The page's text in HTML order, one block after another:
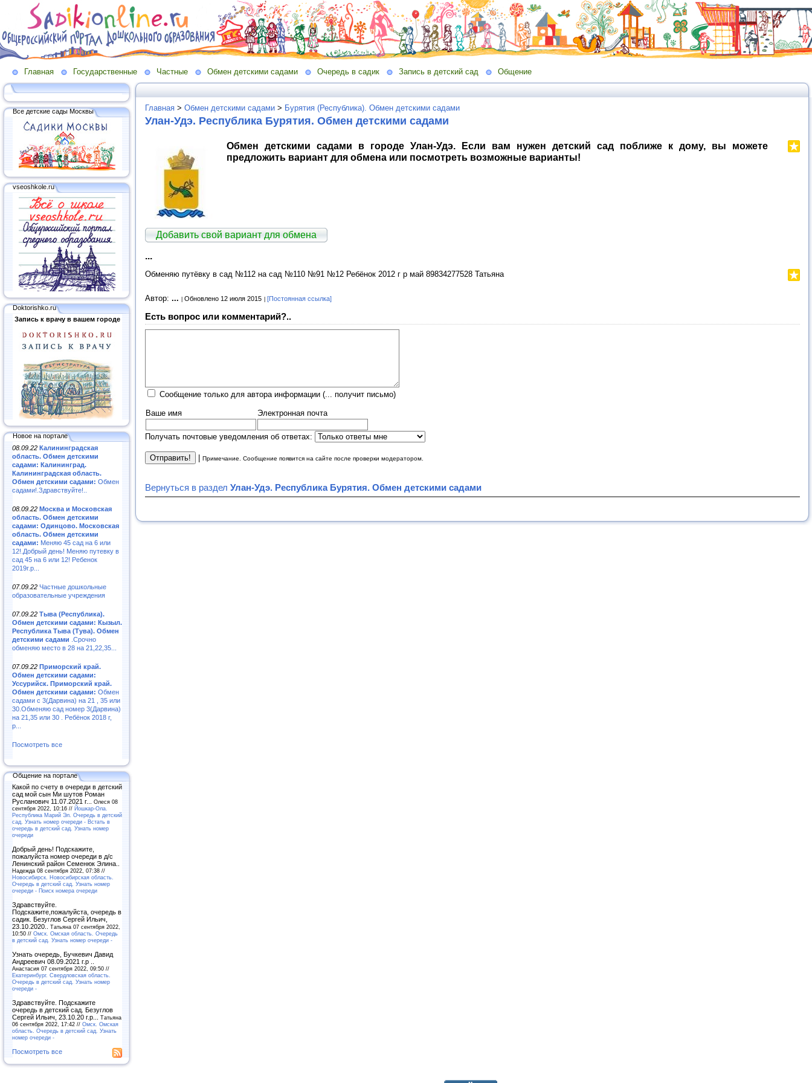
Главная Государственные Частные Обмен детскими садами Очередь в садик Запись в детский сад Общение
Все детские сады Москвы
vseoshkole.ru
Doktorishko.ru
Запись к врачу в вашем городе
Новое на портале
08.09.22 Калининградская
область. Обмен детскими
садами: Калининград.
Калининградская область.
Обмен детскими садами: Обмен
садами!.Здравствуйте!..
08.09.22 Москва и Московская
область. Обмен детскими
садами: Одинцово. Московская
область. Обмен детскими
садами: Меняю 45 сад на 6 или
12!.Добрый день! Меняю путевку в
сад 45 на 6 или 12! Ребенок
2019г.р...
07.09.22 Частные дошкольные
образовательные учреждения
07.09.22 Тыва (Республика).
Обмен детскими садами: Кызыл.
Республика Тыва (Тува). Обмен
детскими садами .Срочно
обменяю место в 28 на 21,22,35...
07.09.22 Приморский край.
Обмен детскими садами:
Уссурийск. Приморский край.
Обмен детскими садами: Обмен
садами с 3(Дарвина) на 21 , 35 или
30.Обменяю сад номер 3(Дарвина)
на 21,35 или 30 . Ребёнок 2018 г,
р...
Посмотреть все
Общение на портале
Какой по счету в очереди в детский
сад мой сын Ми шутов Роман
Русланович 11.07.2021 г... Олеся 08
сентября 2022, 10:16 // Йошкар-Ола.
Республика Марий Эл. Очередь в детский
сад. Узнать номер очереди - Встать в
очередь в детский сад. Узнать номер
очереди
Добрый день! Подскажите,
пожалуйста номер очереди в д/с
Ленинский район Семенюк Элина..
Надежда 08 сентября 2022, 07:38 //
Новосибирск. Новосибирская область.
Очередь в детский сад. Узнать номер
очереди - Поиск номера очереди
Здравствуйте.
Подскажите,пожалуйста, очередь в
садик. Безуглов Сергей Ильич,
23.10.2020.. Татьяна 07 сентября 2022,
10:50 // Омск. Омская область. Очередь
в детский сад. Узнать номер очереди -
Узнать очередь, Бучкевич Давид
Андреевич 08.09.2021 г.р ..
Анастасия 07 сентября 2022, 09:50 //
Екатеринбург. Свердловская область.
Очередь в детский сад. Узнать номер
очереди -
Здравствуйте. Подскажите
очередь в детский сад. Безуглов
Сергей Ильич, 23.10.20 г.р... Татьяна
06 сентября 2022, 17:42 // Омск. Омская
область. Очередь в детский сад. Узнать
номер очереди -
Посмотреть все
Главная > Обмен детскими садами > Бурятия (Республика). Обмен детскими садами
Улан-Удэ. Республика Бурятия. Обмен детскими садами
Обмен детскими садами в городе Улан-Удэ. Если вам нужен детский сад поближе к дому, вы можете
предложить вариант для обмена или посмотреть возможные варианты!
Добавить свой вариант для обмена
...
Обменяю путёвку в сад №112 на сад №110 №91 №12 Ребёнок 2012 г р май 89834277528 Татьяна
Автор: ... Обновлено 12 июля 2015 [Постоянная ссылка]
Есть вопрос или комментарий?..
Сообщение только для автора информации (... получит письмо)
Ваше имя Электронная почта
Получать почтовые уведомления об ответах:
Примечание. Сообщение появится на сайте после проверки модератором.
Вернуться в раздел Улан-Удэ. Республика Бурятия. Обмен детскими садами